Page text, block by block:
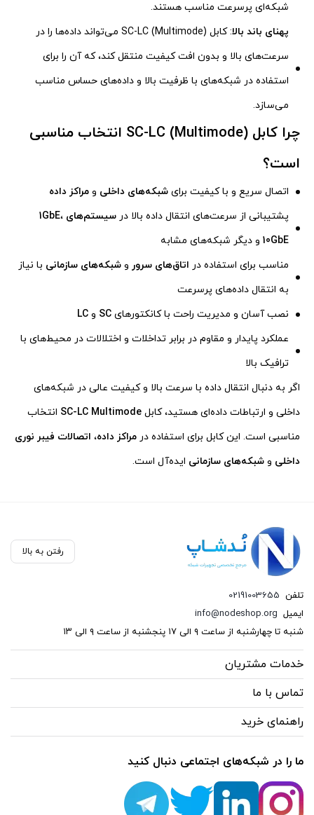
شبکه‌ای پرسرعت مناسب هستند.
پهنای باند بالا
: کابل SC-LC (Multimode) می‌تواند داده‌ها را در
سرعت‌های بالا و بدون افت کیفیت منتقل کند، که آن را برای
استفاده در شبکه‌های با ظرفیت بالا و داده‌های حساس مناسب
می‌سازد.
چرا کابل SC-LC (Multimode) انتخاب مناسبی
است؟
اتصال سریع و با کیفیت برای شبکه‌های داخلی و مراکز داده
پشتیبانی از سرعت‌های انتقال داده بالا در سیستم‌های 1GbE ،
10GbE و دیگر شبکه‌های مشابه
مناسب برای استفاده در اتاق‌های سرور و شبکه‌های سازمانی با نیاز
به انتقال داده‌های پرسرعت
نصب آسان و مدیریت راحت با کانکتورهای SC و LC
عملکرد پایدار و مقاوم در برابر تداخلات و اختلالات در محیط‌های با
ترافیک بالا
اگر به دنبال انتقال داده با سرعت بالا و کیفیت عالی در شبکه‌های
داخلی و ارتباطات داده‌ای هستید، کابل SC-LC Multimode انتخاب
مناسبی است. این کابل برای استفاده در مراکز داده، اتصالات فیبر نوری
داخلی و شبکه‌های سازمانی ایده‌آل است.
رفتن به بالا
تلفن 02191003655
ایمیل info@nodeshop.org
شنبه تا چهارشنبه از ساعت ۹ الی ۱۷ پنجشنبه از ساعت ۹ الی ۱۳
خدمات مشتریان
تماس با ما
راهنمای خرید
ما را در شبکه‌های اجتماعی دنبال کنید